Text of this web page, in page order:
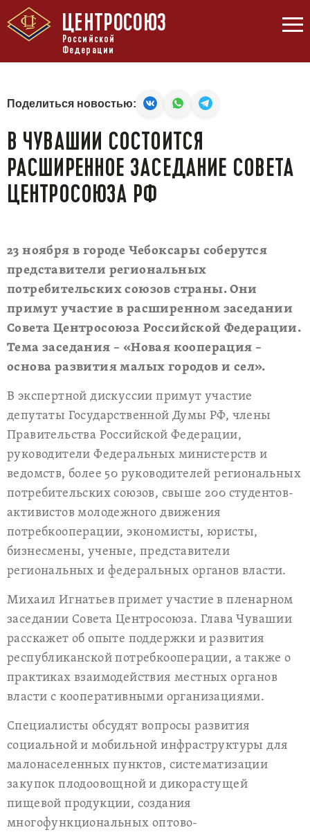
ЦЕНТРОСОЮЗ
Российской
Федерации
Поделиться новостью:
В ЧУВАШИИ СОСТОИТСЯ
РАСШИРЕННОЕ ЗАСЕДАНИЕ СОВЕТА
ЦЕНТРОСОЮЗА РФ
23 ноября в городе Чебоксары соберутся
представители региональных
потребительских союзов страны. Они
примут участие в расширенном заседании
Совета Центросоюза Российской Федерации.
Тема заседания – «Новая кооперация –
основа развития малых городов и сел».
В экспертной дискуссии примут участие
депутаты Государственной Думы РФ, члены
Правительства Российской Федерации,
руководители Федеральных министерств и
ведомств, более 50 руководителей региональных
потребительских союзов, свыше 200 студентов-
активистов молодежного движения
потребкооперации, экономисты, юристы,
бизнесмены, ученые, представители
региональных и федеральных органов власти.
Михаил Игнатьев примет участие в пленарном
заседании Совета Центросоюза. Глава Чувашии
расскажет об опыте поддержки и развития
республиканской потребкооперации, а также о
практиках взаимодействия местных органов
власти с кооперативными организациями.
Специалисты обсудят вопросы развития
социальной и мобильной инфраструктуры для
малонаселенных пунктов, систематизации
закупок плодоовощной и дикорастущей
пищевой продукции, создания
многофункциональных оптово-